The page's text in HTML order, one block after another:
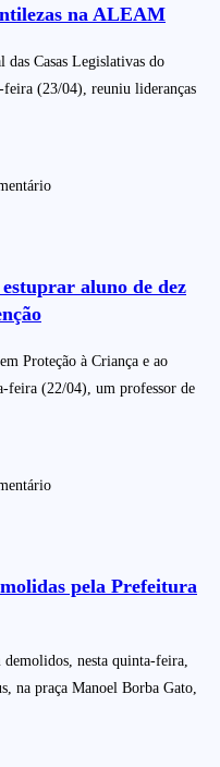
na ALEAM
das Casas Legislativas do
feira (23/04), reuniu lideranças
aluno de dez
Proteção à Criança e ao
feira (22/04), um professor de
pela Prefeitura
nesta quinta-feira,
na praça Manoel Borba Gato,